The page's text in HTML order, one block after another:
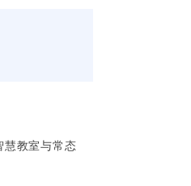
慧教室与常态